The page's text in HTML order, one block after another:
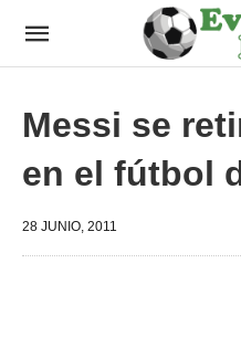
Messi se
en el fútbol
28 JUNIO, 2011